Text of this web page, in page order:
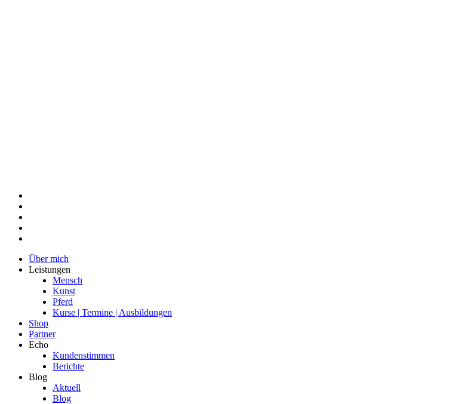
Über mich
Leistungen
Mensch
Kunst
Pferd
Kurse | Termine | Ausbildungen
Shop
Partner
Echo
Kundenstimmen
Berichte
Blog
Aktuell
Blog